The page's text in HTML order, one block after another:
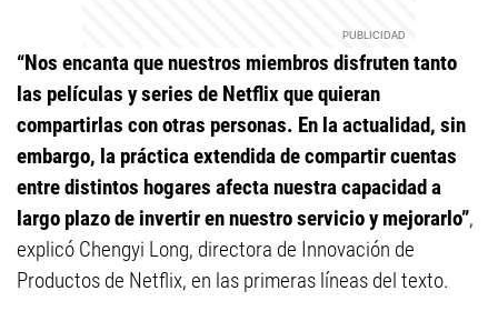
“Nos encanta que nuestros miembros disfruten tanto
las películas y series de Netflix que quieran
compartirlas con otras personas. En la actualidad, sin
embargo, la práctica extendida de compartir cuentas
entre distintos hogares afecta nuestra capacidad a
largo plazo de invertir en nuestro servicio y mejorarlo”,
explicó Chengyi Long, directora de Innovación de
Productos de Netflix, en las primeras líneas del texto.